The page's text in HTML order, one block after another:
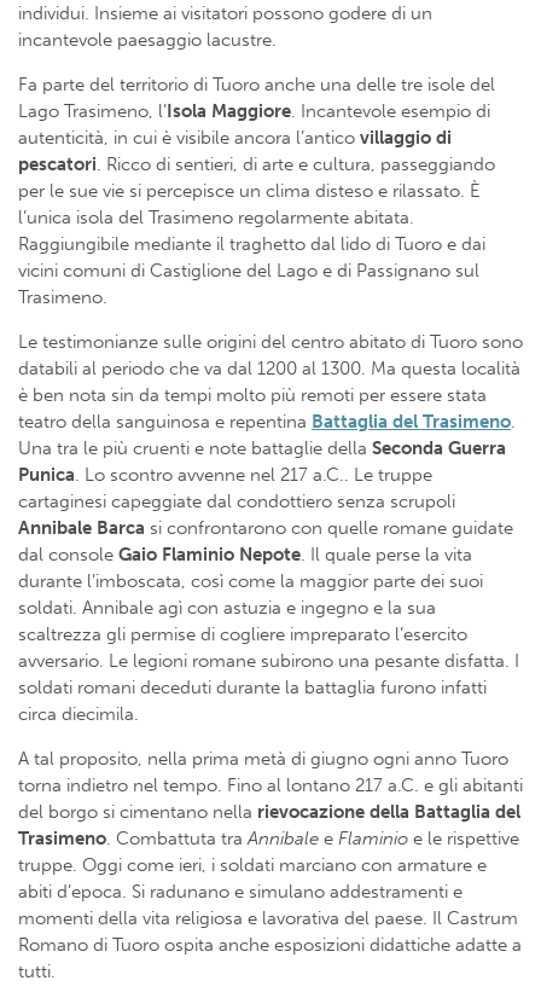
individui. Insieme ai visitatori possono godere di un
incantevole paesaggio lacustre.
Fa parte del territorio di Tuoro anche una delle tre isole del
Lago Trasimeno, l’Isola Maggiore. Incantevole esempio di
autenticità, in cui è visibile ancora l’antico villaggio di
pescatori. Ricco di sentieri, di arte e cultura, passeggiando
per le sue vie si percepisce un clima disteso e rilassato. È
l’unica isola del Trasimeno regolarmente abitata.
Raggiungibile mediante il traghetto dal lido di Tuoro e dai
vicini comuni di Castiglione del Lago e di Passignano sul
Trasimeno.
Le testimonianze sulle origini del centro abitato di Tuoro sono
databili al periodo che va dal 1200 al 1300. Ma questa località
è ben nota sin da tempi molto più remoti per essere stata
teatro della sanguinosa e repentina Battaglia del Trasimeno.
Una tra le più cruenti e note battaglie della Seconda Guerra
Punica. Lo scontro avvenne nel 217 a.C.. Le truppe
cartaginesi capeggiate dal condottiero senza scrupoli
Annibale Barca si confrontarono con quelle romane guidate
dal console Gaio Flaminio Nepote. Il quale perse la vita
durante l’imboscata, così come la maggior parte dei suoi
soldati. Annibale agì con astuzia e ingegno e la sua
scaltrezza gli permise di cogliere impreparato l’esercito
avversario. Le legioni romane subirono una pesante disfatta. I
soldati romani deceduti durante la battaglia furono infatti
circa diecimila.
A tal proposito, nella prima metà di giugno ogni anno Tuoro
torna indietro nel tempo. Fino al lontano 217 a.C. e gli abitanti
del borgo si cimentano nella rievocazione della Battaglia del
Trasimeno. Combattuta traAnnibale e Flaminio e le rispettive
truppe. Oggi come ieri, i soldati marciano con armature e
abiti d’epoca. Si radunano e simulano addestramenti e
momenti della vita religiosa e lavorativa del paese. Il Castrum
Romano di Tuoro ospita anche esposizioni didattiche adatte a
tutti.